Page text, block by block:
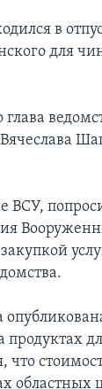
в
для
ВСУ,
что
областных